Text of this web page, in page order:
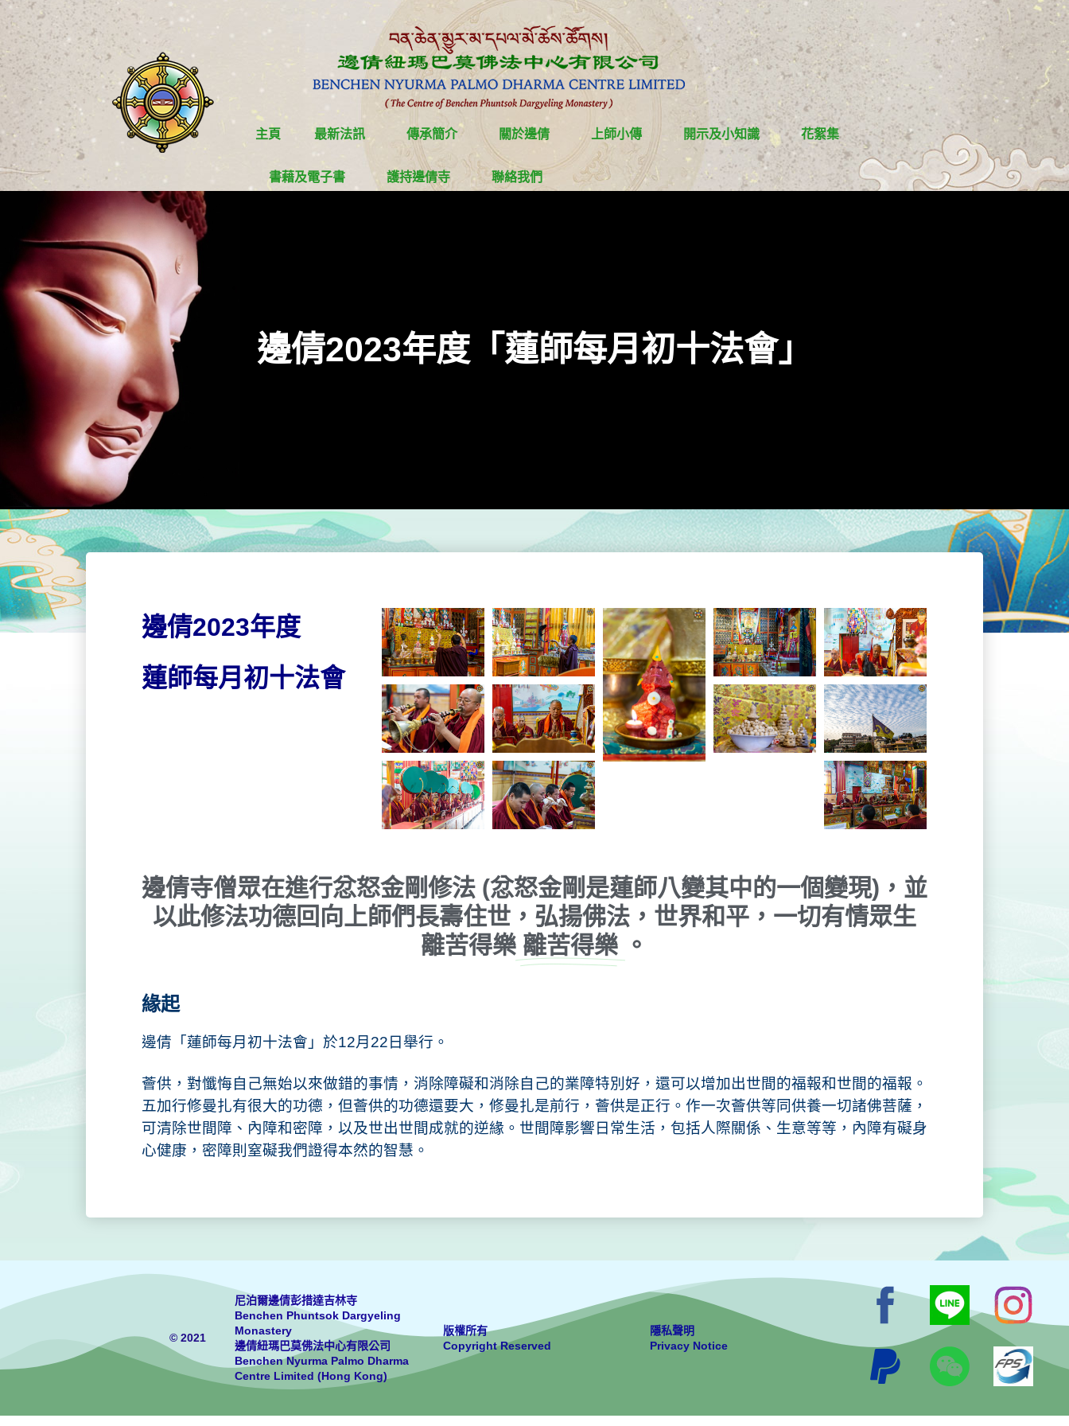
主頁 最新法訊 傳承簡介 關於邊倩 上師小傳 開示及小知識 花絮集
書藉及電子書 護持邊倩寺 聯絡我們
邊倩2023年度「蓮師每月初十法會」
邊倩2023年度
蓮師每月初十法會
邊倩寺僧眾在進行忿怒金剛修法 (忿怒金剛是蓮師八變其中的一個變現)，並
以此修法功德回向上師們長壽住世，弘揚佛法，世界和平，一切有情眾生
離苦得樂 離苦得樂 。
緣起
邊倩「蓮師每月初十法會」於12月22日舉行。
薈供，對懺悔自己無始以來做錯的事情，消除障礙和消除自己的業障特別好，還可以增加出世間的福報和世間的福報。
五加行修曼扎有很大的功德，但薈供的功德還要大，修曼扎是前行，薈供是正行。作一次薈供等同供養一切諸佛菩薩，
可清除世間障、內障和密障，以及世出世間成就的逆緣。世間障影響日常生活，包括人際關係、生意等等，內障有礙身
心健康，密障則窒礙我們證得本然的智慧。
© 2021
尼泊爾邊倩彭措達吉林寺
Benchen Phuntsok Dargyeling
Monastery
邊倩紐瑪巴莫佛法中心有限公司
Benchen Nyurma Palmo Dharma
Centre Limited (Hong Kong)
版權所有
Copyright Reserved
隱私聲明
Privacy Notice